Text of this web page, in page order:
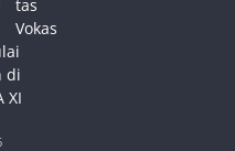
tas
Vokas
di
XI